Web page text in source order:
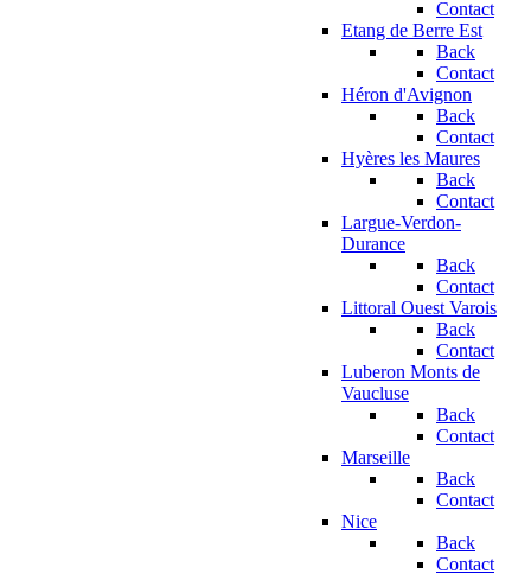
Contact
Etang de Berre Est
Back
Contact
Héron d'Avignon
Back
Contact
Hyères les Maures
Back
Contact
Largue-Verdon-
Durance
Back
Contact
Littoral Ouest Varois
Back
Contact
Luberon Monts de
Vaucluse
Back
Contact
Marseille
Back
Contact
Nice
Back
Contact